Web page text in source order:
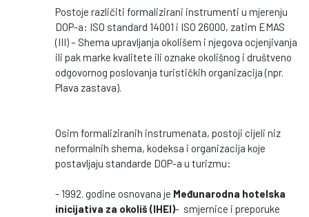
Postoje različiti formalizirani instrumenti u mjerenju
DOP-a: ISO standard 14001 i ISO 26000, zatim EMAS
(III) – Shema upravljanja okolišem i njegova ocjenjivanja
ili pak marke kvalitete ili oznake okolišnog i društveno
odgovornog poslovanja turističkih organizacija (npr.
Plava zastava).
Osim formaliziranih instrumenata, postoji cijeli niz
neformalnih shema, kodeksa i organizacija koje
postavljaju standarde DOP-a u turizmu:
- 1992. godine osnovana je Međunarodna hotelska
inicijativa za okoliš (IHEI)- smjernice i preporuke